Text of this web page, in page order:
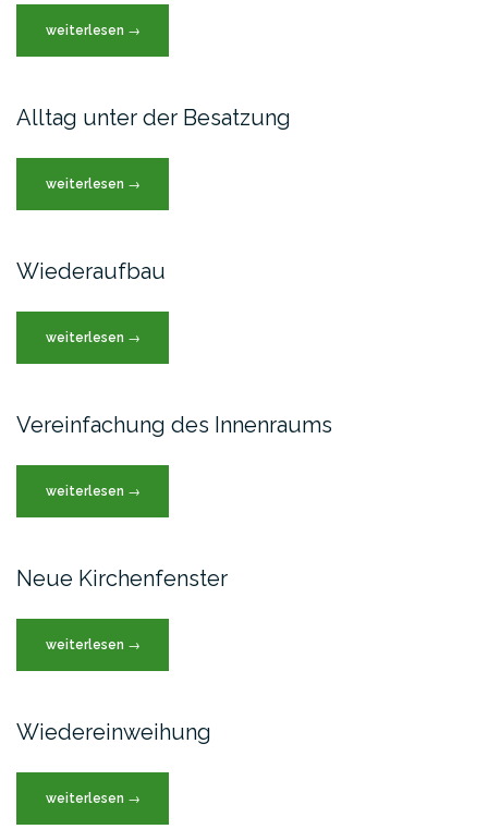
Bismarck“
„Die
Befreiung
Bismarcks“
weiterlesen →
Alltag unter der Besatzung
„Alltag
unter
Besatzung“
weiterlesen →
Wiederaufbau
„Wiederaufbau“
weiterlesen →
Vereinfachung des Innenraums
„Vereinfachung
des
weiterlesen →
Neue Kirchenfenster
„Neue
Kirchenfenster“
weiterlesen →
Wiedereinweihung
„Wiedereinweihung“
weiterlesen →